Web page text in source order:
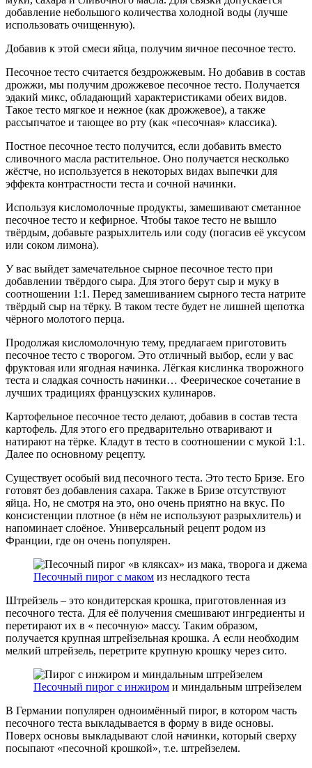
добавление небольшого количества холодной воды (лучше
использовать очищенную).
Добавив к этой смеси яйца, получим яичное песочное тесто.
Песочное тесто считается бездрожжевым. Но добавив в состав
дрожжи, мы получим дрожжевое песочное тесто. Получается
эдакий микс, обладающий характеристиками обеих видов.
Такое тесто мягкое и нежное (как дрожжевое), а также
рассыпчатое и тающее во рту (как «песочная» классика).
Постное песочное тесто получится, если добавить вместо
сливочного масла растительное. Оно получается несколько
жёстче, но используется в некоторых видах выпечки для
эффекта контрастности теста и сочной начинки.
Используя кисломолочные продукты, замешивают сметанное
песочное тесто и кефирное. Чтобы такое тесто не вышло
твёрдым, добавьте разрыхлитель или соду (погасив её уксусом
или соком лимона).
У вас выйдет замечательное сырное песочное тесто при
добавлении твёрдого сыра. Для этого берут сыр и муку в
соотношении 1:1. Перед замешиванием сырного теста натрите
твёрдый сыр на тёрку. В таком тесте будет не лишней щепотка
чёрного молотого перца.
Продолжая кисломолочную тему, предлагаем приготовить
песочное тесто с творогом. Это отличный выбор, если у вас
фруктовая или ягодная начинка. Лёгкая кислинка творожного
теста и сладкая сочность начинки… Феерическое сочетание в
лучших традициях французских кулинаров.
Картофельное песочное тесто делают, добавив в состав теста
картофель. Для этого его предварительно отваривают и
натирают на тёрке. Кладут в тесто в соотношении с мукой 1:1.
Далее по основному рецепту.
Существует особый вид песочного теста. Это тесто Бризе. Его
готовят без добавления сахара. Также в Бризе отсутствуют
яйца. Но, не смотря на это, оно очень приятно на вкус. По
консистенции плотное (в нём не используют разрыхлитель) и
напоминает слоёное. Универсальный рецепт родом из
Франции, где он очень популярен.
Песочный пирог с маком из несладкого теста
Штрейзель – это кондитерская крошка, приготовленная из
песочного теста. Для её получения смешивают ингредиенты и
перетирают их в « песочную» массу. Таким образом,
получается крупная штрейзельная крошка. А если необходим
мелкий штрейзель, перетрите крупную крошку через сито.
Песочный пирог с инжиром и миндальным штрейзелем
В Германии популярен одноимённый пирог, в котором часть
песочного теста выкладывается в форму в виде основы.
Поверх основы выкладывают слой начинки, который сверху
посыпают «песочной крошкой», т.е. штрейзелем.